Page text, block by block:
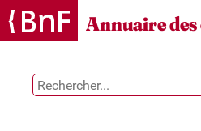
Gestion des cookies
Annuaire